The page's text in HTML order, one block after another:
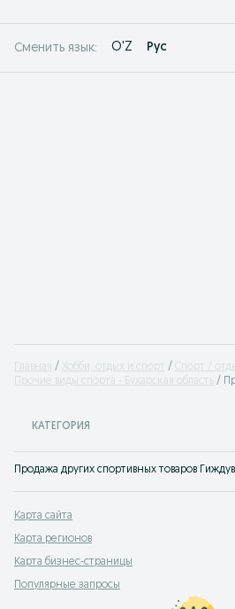
Сменить язык: O'Z Рус
Главная Хобби, отдых и спорт Спорт /
Прочие виды спорта - Бухарская область
КАТЕГОРИЯ
Продажа других спортивных товаров
Карта сайта
Карта регионов
Карта бизнес-страницы
Популярные запросы